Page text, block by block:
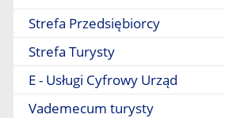
Strefa Przedsiębiorcy
Strefa Turysty
E - Usługi Cyfrowy Urząd
Vademecum turysty